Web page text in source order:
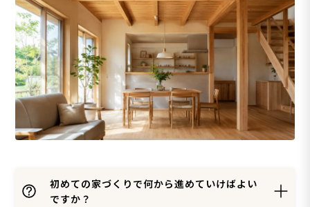
初めての家づくりで何から進めていけばよい
ですか？